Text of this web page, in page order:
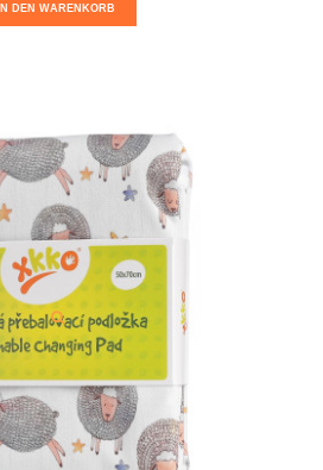
IN DEN WARENKORB